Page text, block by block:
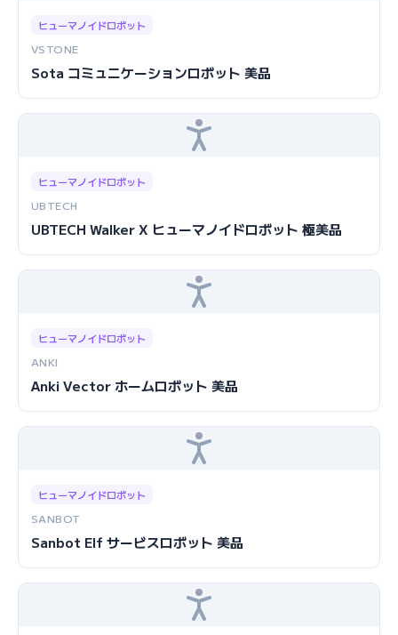
ヒューマノイドロボット
VSTONE
Sota コミュニケーションロボット 美品
ヒューマノイドロボット
UBTECH
UBTECH Walker X ヒューマノイドロボット 極美品
ヒューマノイドロボット
ANKI
Anki Vector ホームロボット 美品
ヒューマノイドロボット
SANBOT
Sanbot Elf サービスロボット 美品